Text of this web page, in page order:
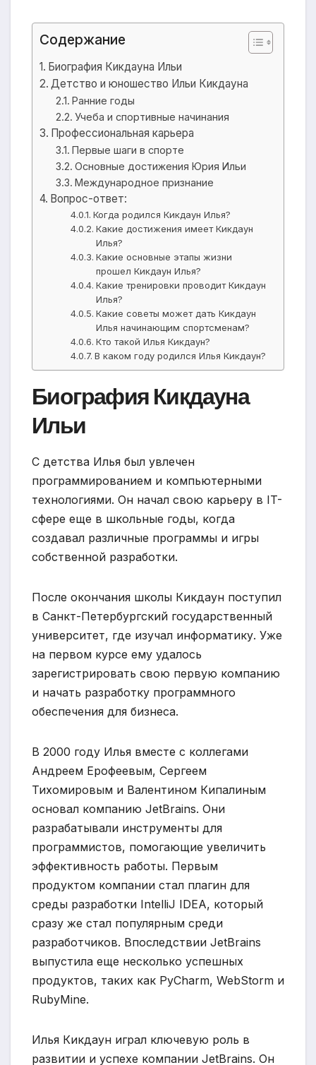
Содержание
Биография Кикдауна Ильи
Детство и юношество Ильи Кикдауна
Ранние годы
Учеба и спортивные начинания
Профессиональная карьера
Первые шаги в спорте
Основные достижения Юрия Ильи
Международное признание
Вопрос-ответ:
Когда родился Кикдаун Илья?
Какие достижения имеет Кикдаун
Илья?
Какие основные этапы жизни
прошел Кикдаун Илья?
Какие тренировки проводит Кикдаун
Илья?
Какие советы может дать Кикдаун
Илья начинающим спортсменам?
Кто такой Илья Кикдаун?
В каком году родился Илья Кикдаун?
Биография Кикдауна
Ильи
С детства Илья был увлечен
программированием и компьютерными
технологиями. Он начал свою карьеру в IT-
сфере еще в школьные годы, когда
создавал различные программы и игры
собственной разработки.
После окончания школы Кикдаун поступил
в Санкт-Петербургский государственный
университет, где изучал информатику. Уже
на первом курсе ему удалось
зарегистрировать свою первую компанию
и начать разработку программного
обеспечения для бизнеса.
В 2000 году Илья вместе с коллегами
Андреем Ерофеевым, Сергеем
Тихомировым и Валентином Кипалиным
основал компанию JetBrains. Они
разрабатывали инструменты для
программистов, помогающие увеличить
эффективность работы. Первым
продуктом компании стал плагин для
среды разработки IntelliJ IDEA, который
сразу же стал популярным среди
разработчиков. Впоследствии JetBrains
выпустила еще несколько успешных
продуктов, таких как PyCharm, WebStorm и
RubyMine.
Илья Кикдаун играл ключевую роль в
развитии и успехе компании JetBrains. Он